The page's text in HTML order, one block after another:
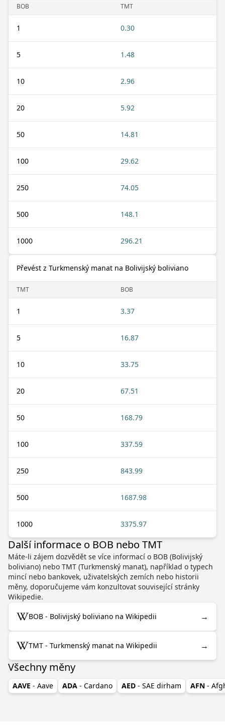
BOB TMT
1 0.30
5 1.48
10 2.96
20 5.92
50 14.81
100 29.62
250 74.05
500 148.1
1000 296.21
Převést z Turkmenský manat na Bolivijský boliviano
TMT BOB
1 3.37
5 16.87
10 33.75
20 67.51
50 168.79
100 337.59
250 843.99
500 1687.98
1000 3375.97
Další informace o BOB nebo TMT
Máte-li zájem dozvědět se více informací o BOB (Bolivijský
boliviano) nebo TMT (Turkmenský manat), například o typech
mincí nebo bankovek, uživatelských zemích nebo historii
měny, doporučujeme vám konzultovat související stránky
Wikipedie.
BOB - Bolivijský boliviano na Wikipedii →
TMT - Turkmenský manat na Wikipedii →
Všechny měny
AAVE - Aave ADA - Cardano AED - SAE dirham AFN -